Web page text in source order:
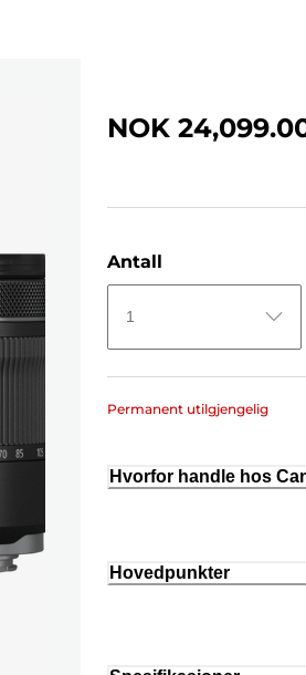
NOK
Antall
1
Permanent utilgjengelig
Hvorfor handle hos
Hovedpunkter